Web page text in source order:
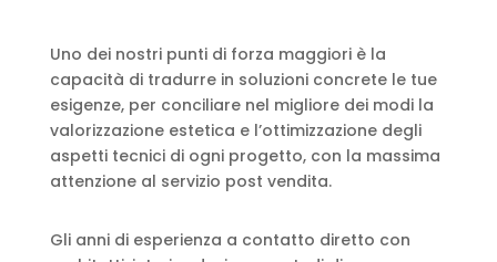
Uno dei nostri punti di forza maggiori è la
capacità di tradurre in soluzioni concrete le tue
esigenze, per conciliare nel migliore dei modi la
valorizzazione estetica e l’ottimizzazione degli
aspetti tecnici di ogni progetto, con la massima
attenzione al servizio post vendita.
Gli anni di esperienza a contatto diretto con